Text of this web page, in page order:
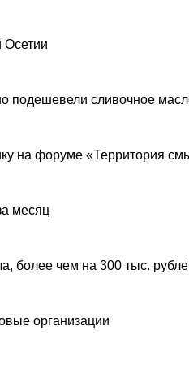
Осетии
подешевели сливочное
на форуме «Территория
месяц
более чем на 300 тыс.
организации